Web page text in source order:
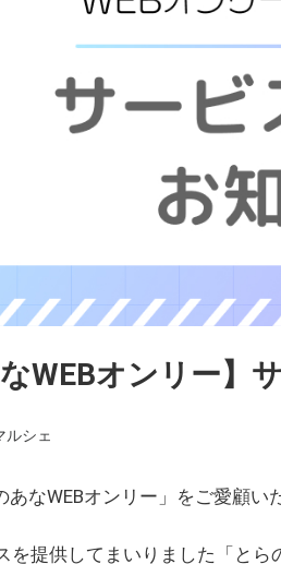
なWEBオンリー】
ルシェ
あなWEBオンリー」をご愛顧い
を提供してまいりました「とら